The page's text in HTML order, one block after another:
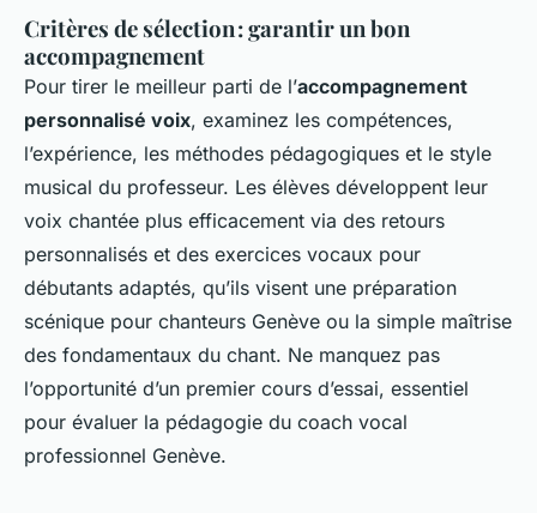
Critères de sélection : garantir un bon
accompagnement
Pour tirer le meilleur parti de l’accompagnement
personnalisé voix, examinez les compétences,
l’expérience, les méthodes pédagogiques et le style
musical du professeur. Les élèves développent leur
voix chantée plus efficacement via des retours
personnalisés et des exercices vocaux pour
débutants adaptés, qu’ils visent une préparation
scénique pour chanteurs Genève ou la simple maîtrise
des fondamentaux du chant. Ne manquez pas
l’opportunité d’un premier cours d’essai, essentiel
pour évaluer la pédagogie du coach vocal
professionnel Genève.